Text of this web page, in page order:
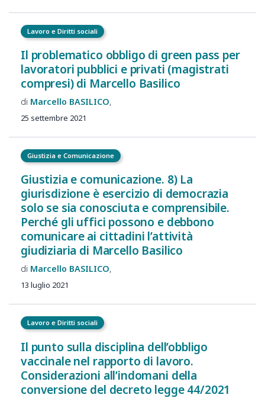
Lavoro e Diritti sociali
Il problematico obbligo di green pass per
lavoratori pubblici e privati (magistrati
compresi) di Marcello Basilico
Marcello BASILICO
25 settembre 2021
Giustizia e Comunicazione
Giustizia e comunicazione. 8) La
giurisdizione è esercizio di democrazia
solo se sia conosciuta e comprensibile.
Perché gli uffici possono e debbono
comunicare ai cittadini l’attività
giudiziaria di Marcello Basilico
Marcello BASILICO
13 luglio 2021
Lavoro e Diritti sociali
Il punto sulla disciplina dell’obbligo
vaccinale nel rapporto di lavoro.
Considerazioni all’indomani della
conversione del decreto legge 44/2021